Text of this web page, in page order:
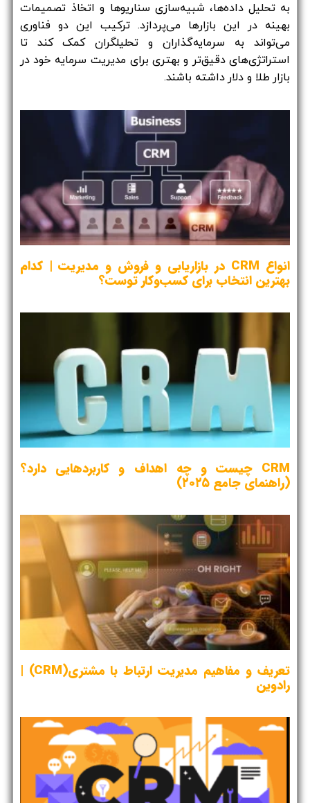
به تحلیل داده‌ها، شبیه‌سازی سناریوها و اتخاذ تصمیمات
بهینه در این بازارها می‌پردازد. ترکیب این دو فناوری
می‌تواند به سرمایه‌گذاران و تحلیلگران کمک کند تا
استراتژی‌های دقیق‌تر و بهتری برای مدیریت سرمایه خود در
بازار طلا و دلار داشته باشند.
انواع CRM در بازاریابی و فروش و مدیریت | کدام
بهترین انتخاب برای کسب‌وکار توست؟
CRM چیست و چه اهداف و کاربردهایی دارد؟
(راهنمای جامع ۲۰۲۵)
تعریف و مفاهیم مدیریت ارتباط با مشتری(CRM) |
رادوین